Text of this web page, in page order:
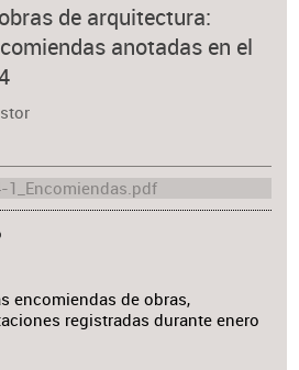
de arquitectura:
anotadas en el
encomiendas de obras,
registradas durante enero